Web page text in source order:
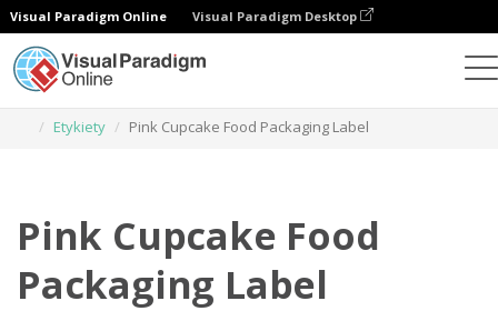
Visual Paradigm Online Visual Paradigm Desktop
Etykiety
Pink Cupcake Food Packaging Label
Pink Cupcake Food
Packaging Label